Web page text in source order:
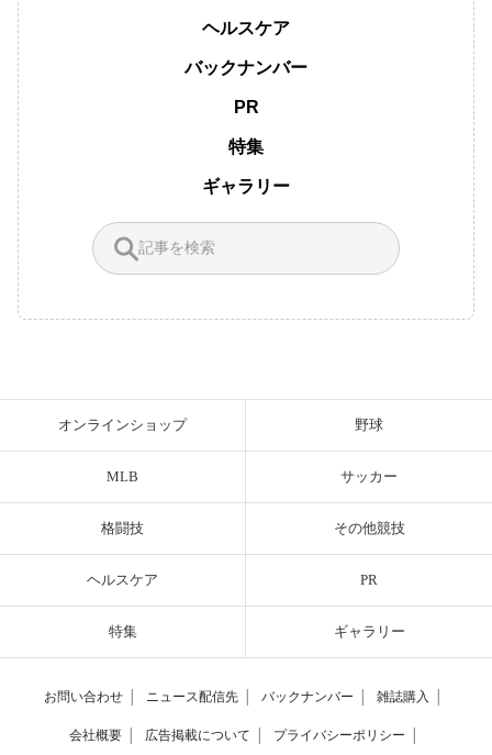
ヘルスケア
バックナンバー
PR
特集
ギャラリー
オンラインショップ 野球
MLB サッカー
格闘技 その他競技
ヘルスケア PR
特集 ギャラリー
お問い合わせ ニュース配信先 バックナンバー 雑誌購入
会社概要 広告掲載について プライバシーポリシー